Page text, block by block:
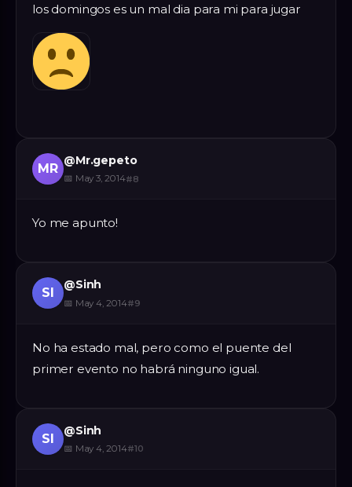
los domingos es un mal dia para mi para jugar
MR
@Mr.gepeto
📅 May 3, 2014#8
Yo me apunto!
SI
@Sinh
📅 May 4, 2014#9
No ha estado mal, pero como el puente del
primer evento no habrá ninguno igual.
SI
@Sinh
📅 May 4, 2014#10